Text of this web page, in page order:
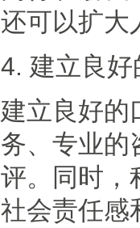
还可以扩大
4. 建立良
建立良好的
务、专业的
评。同时，
社会责任感